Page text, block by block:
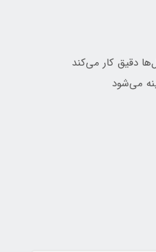
دقیق کار می‌کند
می‌شود